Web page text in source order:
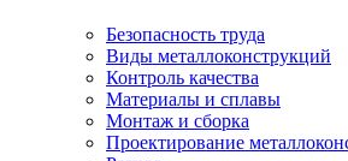
Безопасность труда
Виды металлоконструкций
Контроль качества
Материалы и сплавы
Монтаж и сборка
Проектирование